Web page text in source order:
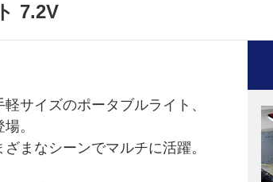
7.2V
軽サイズのポータブルライト、
。
ざまなシーンでマルチに活躍。